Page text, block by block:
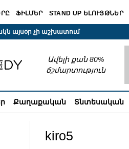
ՖԻԼՄԵՐ STAND UP ԵԼՈՒՅԹՆԵՐ
այսօր չի աշխատում
Ավելի քան 80%
ճշմարտություն
Քաղաքական Տնտեսական
kiro5